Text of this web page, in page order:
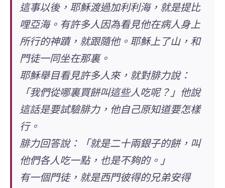
這事以後，耶穌渡過加利利海，就是提比
哩亞海。有許多人因為看見他在病人身上
所行的神蹟，就跟隨他。耶穌上了山，和
門徒一同坐在那裏。
耶穌舉目看見許多人來，就對腓力說：
「我們從哪裏買餅叫這些人吃呢？」他說
這話是要試驗腓力，他自己原知道要怎樣
行。
腓力回答說：「就是二十兩銀子的餅，叫
他們各人吃一點，也是不夠的。」
有一個門徒，就是西門彼得的兄弟安得